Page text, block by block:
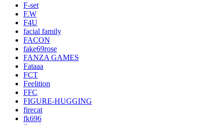
F-set
F.W
F4U
facial family
FACON
fake69rose
FANZA GAMES
Fataaa
FCT
Feelition
FFC
FIGURE-HUGGING
firecat
fk696